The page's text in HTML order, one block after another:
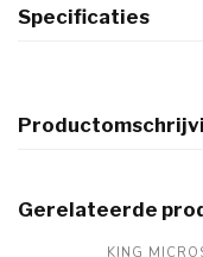
Specificaties
Gerelateerde
KING